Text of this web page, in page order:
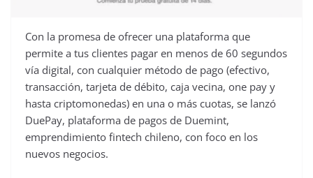
Con la promesa de ofrecer una plataforma que
permite a tus clientes pagar en menos de 60 segundos
vía digital, con cualquier método de pago (efectivo,
transacción, tarjeta de débito, caja vecina, one pay y
hasta criptomonedas) en una o más cuotas, se lanzó
DuePay, plataforma de pagos de Duemint,
emprendimiento fintech chileno, con foco en los
nuevos negocios.